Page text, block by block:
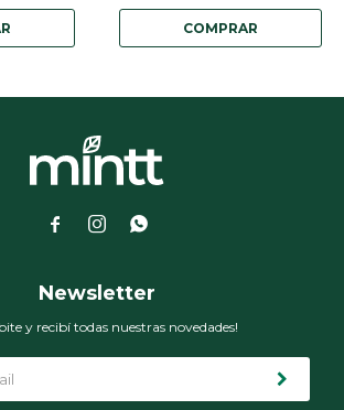
  
Newsletter
y recibí todas nuestras novedades!